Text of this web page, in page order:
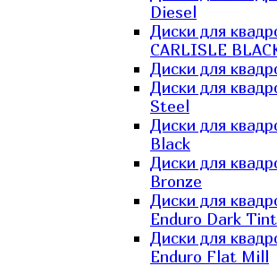
Diesel
Диски для
CARLISLE
Диски для
Диски для
Steel
Диски для
Black
Диски для
Bronze
Диски для
Enduro Dark Tint
Диски для
Enduro Flat Mill